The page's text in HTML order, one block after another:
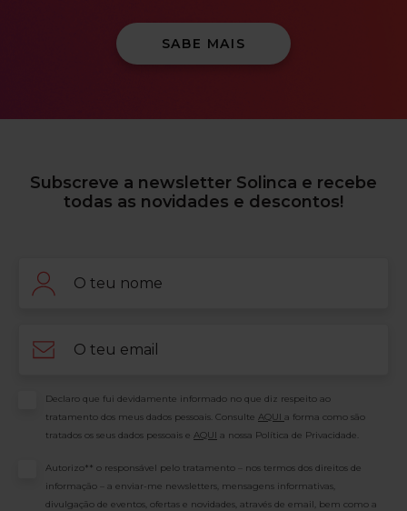
SABE MAIS
Subscreve a newsletter Solinca e recebe
todas as novidades e descontos!
Consentimento
Declaro que fui devidamente informado no que diz respeito ao
tratamento dos meus dados pessoais. Consulte AQUI a forma como são
tratados os seus dados pessoais e AQUI a nossa Política de Privacidade.
Consentimento
Autorizo** o responsável pelo tratamento – nos termos dos direitos de
informação – a enviar-me newsletters, mensagens informativas,
divulgação de eventos, ofertas e novidades, através de email, bem como a